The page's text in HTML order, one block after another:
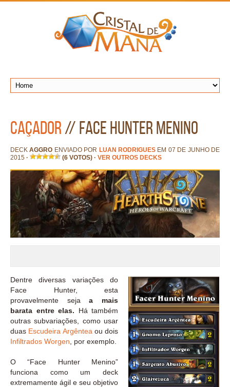
Caçador // Face Hunter Menino
DECKAGGRO ENVIADO POR LUAN RODRIGUES EM 07 DE JUNHO DE
2015 · (6 VOTOS) · VER OUTROS DECKS
Dentre diversas variações do
Face Hunter, esta
provavelmente sejaa mais
barata entre elas. Há também
outras subvariações, como usar
duas Escudeira Argêntea ou dois
Infiltrados Worgen , por exemplo.
O “Face Hunter Menino”
funciona como um deck
extremamente ágil e seu objetivo